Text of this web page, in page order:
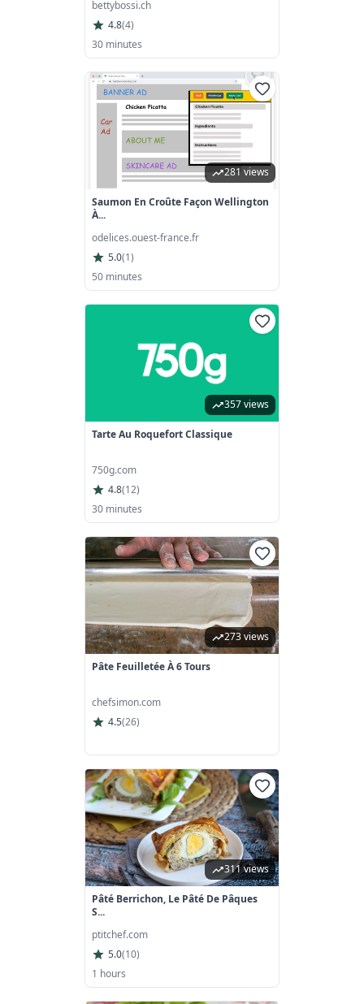
bettybossi.ch
4.8(4)
30 minutes
281 views
Saumon En Croûte Façon Wellington
À...
odelices.ouest-france.fr
5.0(1)
50 minutes
357 views
Tarte Au Roquefort Classique
750g.com
4.8(12)
30 minutes
273 views
Pâte Feuilletée À 6 Tours
chefsimon.com
4.5(26)
311 views
Pâté Berrichon, Le Pâté De Pâques
S...
ptitchef.com
5.0(10)
1 hours